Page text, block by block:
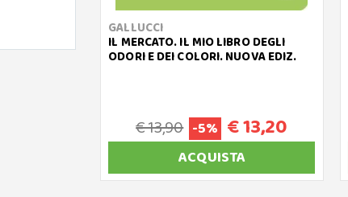
GALLUCCI
IL MERCATO. IL MIO LIBRO DEGLI
ODORI E DEI COLORI. NUOVA EDIZ.
€ 13,90 -5% € 13,20
ACQUISTA